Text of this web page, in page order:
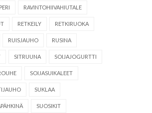
RAVINTOHIIVAHIUTALE
RETKEILY RETKIRUOKA
RUISJAUHO RUSINA
SITRUUNA SOIJAJOGURTTI
SOIJASUIKALEET
SUKLAA
SUOSIKIT